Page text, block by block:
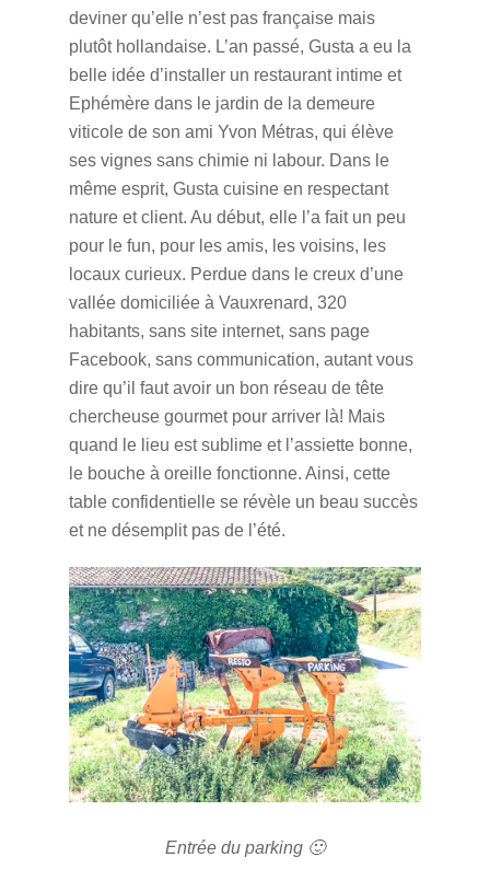
deviner qu’elle n’est pas française mais
plutôt hollandaise. L’an passé, Gusta a eu la
belle idée d’installer un restaurant intime et
Ephémère dans le jardin de la demeure
viticole de son ami Yvon Métras, qui élève
ses vignes sans chimie ni labour. Dans le
même esprit, Gusta cuisine en respectant
nature et client. Au début, elle l’a fait un peu
pour le fun, pour les amis, les voisins, les
locaux curieux. Perdue dans le creux d’une
vallée domiciliée à Vauxrenard, 320
habitants, sans site internet, sans page
Facebook, sans communication, autant vous
dire qu’il faut avoir un bon réseau de tête
chercheuse gourmet pour arriver là! Mais
quand le lieu est sublime et l’assiette bonne,
le bouche à oreille fonctionne. Ainsi, cette
table confidentielle se révèle un beau succès
et ne désemplit pas de l’été.
Entrée du parking 🙂